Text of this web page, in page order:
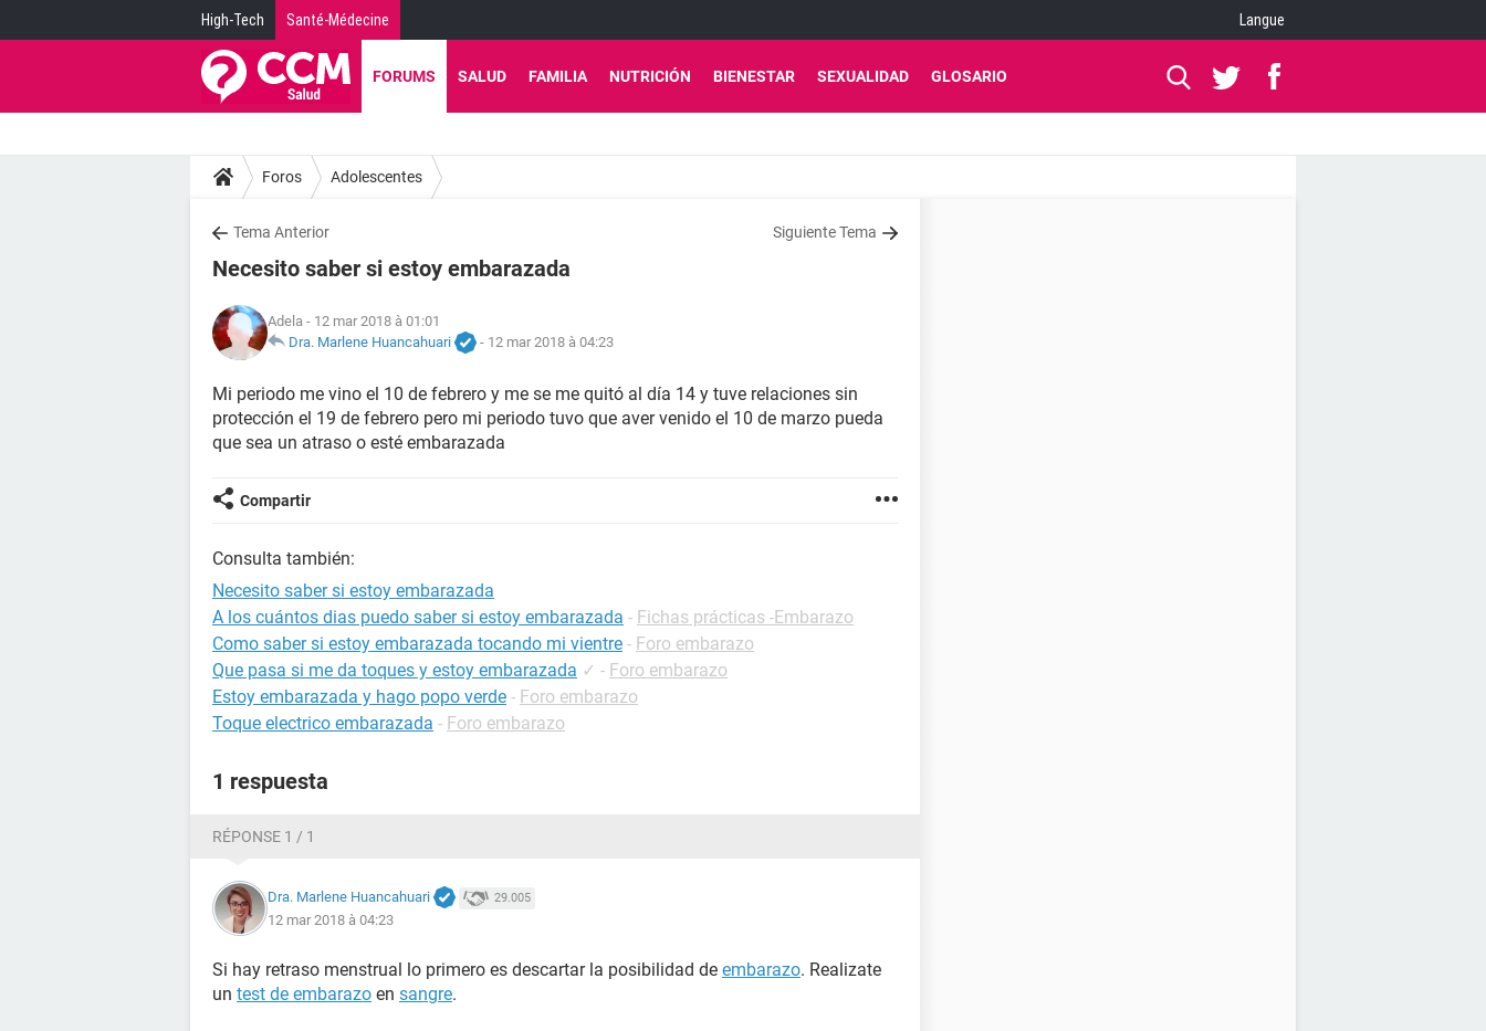
High-Tech Santé-Médecine Langue
FORUMS SALUD FAMILIA NUTRICIÓN BIENESTAR SEXUALIDAD GLOSARIO
Foros Adolescentes
Tema Anterior Siguiente Tema
Necesito saber si estoy embarazada
Adela - 12 mar 2018 à 01:01
Dra. Marlene Huancahuari
- 12 mar 2018 à 04:23
Mi periodo me vino el 10 de febrero y me se me quitó al día 14 y tuve relaciones sin
protección el 19 de febrero pero mi periodo tuvo que aver venido el 10 de marzo pueda
que sea un atraso o esté embarazada
Compartir
Consulta también:
Necesito saber si estoy embarazada
A los cuántos dias puedo saber si estoy embarazada - Fichas prácticas -Embarazo
Como saber si estoy embarazada tocando mi vientre - Foro embarazo
Que pasa si me da toques y estoy embarazada ✓ - Foro embarazo
Estoy embarazada y hago popo verde - Foro embarazo
Toque electrico embarazada - Foro embarazo
1 respuesta
RÉPONSE 1 / 1
Dra. Marlene Huancahuari 29.005
12 mar 2018 à 04:23
Si hay retraso menstrual lo primero es descartar la posibilidad de embarazo. Realizate
un test de embarazo en sangre.